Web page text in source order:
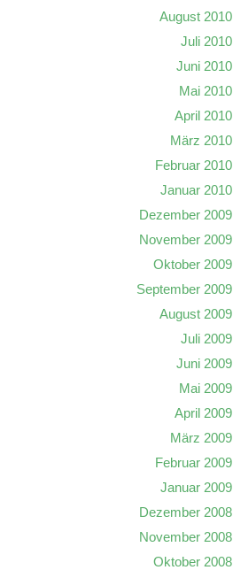
August 2010
Juli 2010
Juni 2010
Mai 2010
April 2010
März 2010
Februar 2010
Januar 2010
Dezember 2009
November 2009
Oktober 2009
September 2009
August 2009
Juli 2009
Juni 2009
Mai 2009
April 2009
März 2009
Februar 2009
Januar 2009
Dezember 2008
November 2008
Oktober 2008